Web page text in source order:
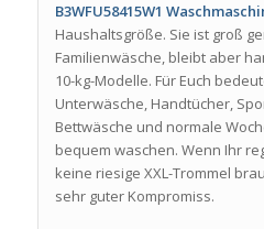
B3WFU58415W1
Haushaltsgröße. Sie ist groß
Familienwäsche, bleibt aber
10-kg-Modelle. Für Euch
Unterwäsche, Handtücher,
Bettwäsche und normale
bequem waschen. Wenn Ihr
keine riesige XXL-Trommel
sehr guter Kompromiss.